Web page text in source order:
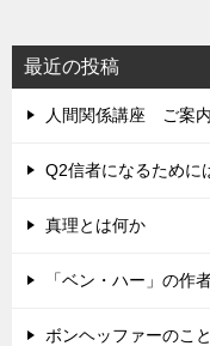
ビ
ゲ
ー
シ
最近の投稿
人間関係講座 ご案内
Q2信者になるために
真理とは何か
「ベン・ハー」の作
ボンヘッファーのこ